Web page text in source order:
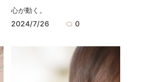
心が動く。
2024/7/26
0